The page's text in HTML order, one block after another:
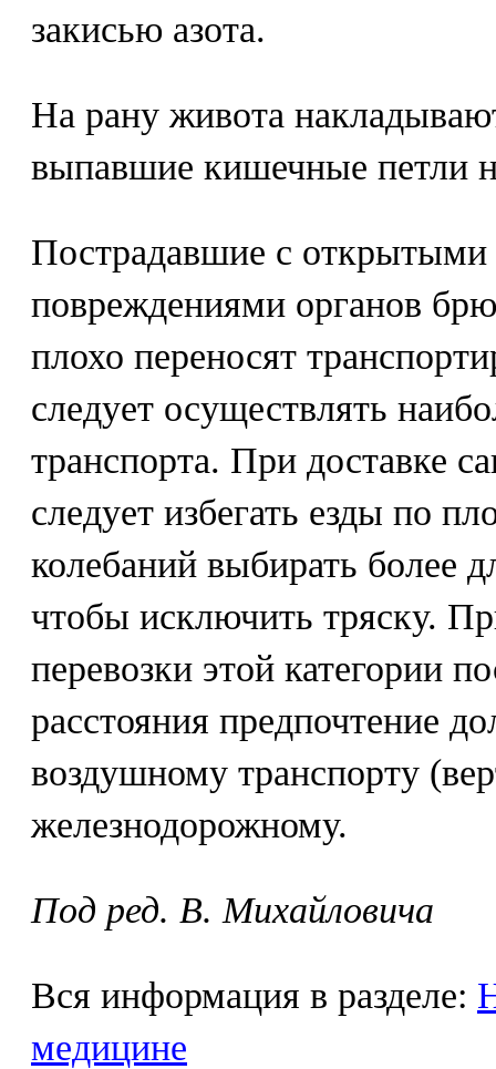
закисью азота.
На рану живота
выпавшие кишечные петли
Пострадавшие с
повреждениями органов
плохо переносят
следует осуществлять
транспорта. При доставке
следует избегать езды по
колебаний выбирать более
чтобы исключить тряску.
перевозки этой категории
расстояния предпочтение
воздушному транспорту
железнодорожному.
Под ред. В. Михайловича
Вся информация в разделе:
медицине